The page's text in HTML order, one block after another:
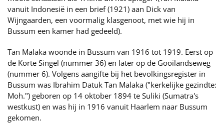
vanuit Indonesië in een brief (1921) aan Dick van
Wijngaarden, een voormalig klasgenoot, met wie hij in
Bussum een kamer had gedeeld).
Tan Malaka woonde in Bussum van 1916 tot 1919. Eerst op
de Korte Singel (nummer 36) en later op de Gooilandseweg
(nummer 6). Volgens aangifte bij het bevolkingsregister in
Bussum was Ibrahim Datuk Tan Malaka ("kerkelijke gezindte:
Moh.") geboren op 14 oktober 1894 te Suliki (Sumatra's
westkust) en was hij in 1916 vanuit Haarlem naar Bussum
gekomen.